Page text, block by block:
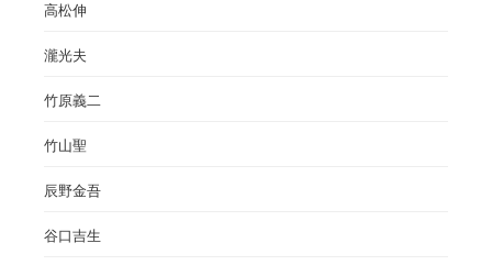
高松伸
瀧光夫
竹原義二
竹山聖
辰野金吾
谷口吉生